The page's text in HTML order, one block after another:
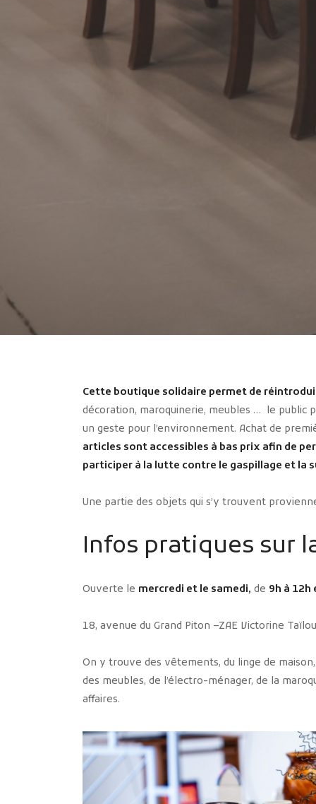
Cette boutique solidaire permet de
décoration, maroquinerie, meubles … le public
un geste pour l’environnement. Achat de
articles sont accessibles à bas prix afin de
participer à la lutte contre le gaspillage et la
Une partie des objets qui s’y trouvent
Infos pratiques sur
Ouverte le mercredi et le samedi, de 9h à 12h
18, avenue du Grand Piton –ZAE Victorine
On y trouve des vêtements, du linge de
des meubles, de l’électro-ménager, de la
affaires.